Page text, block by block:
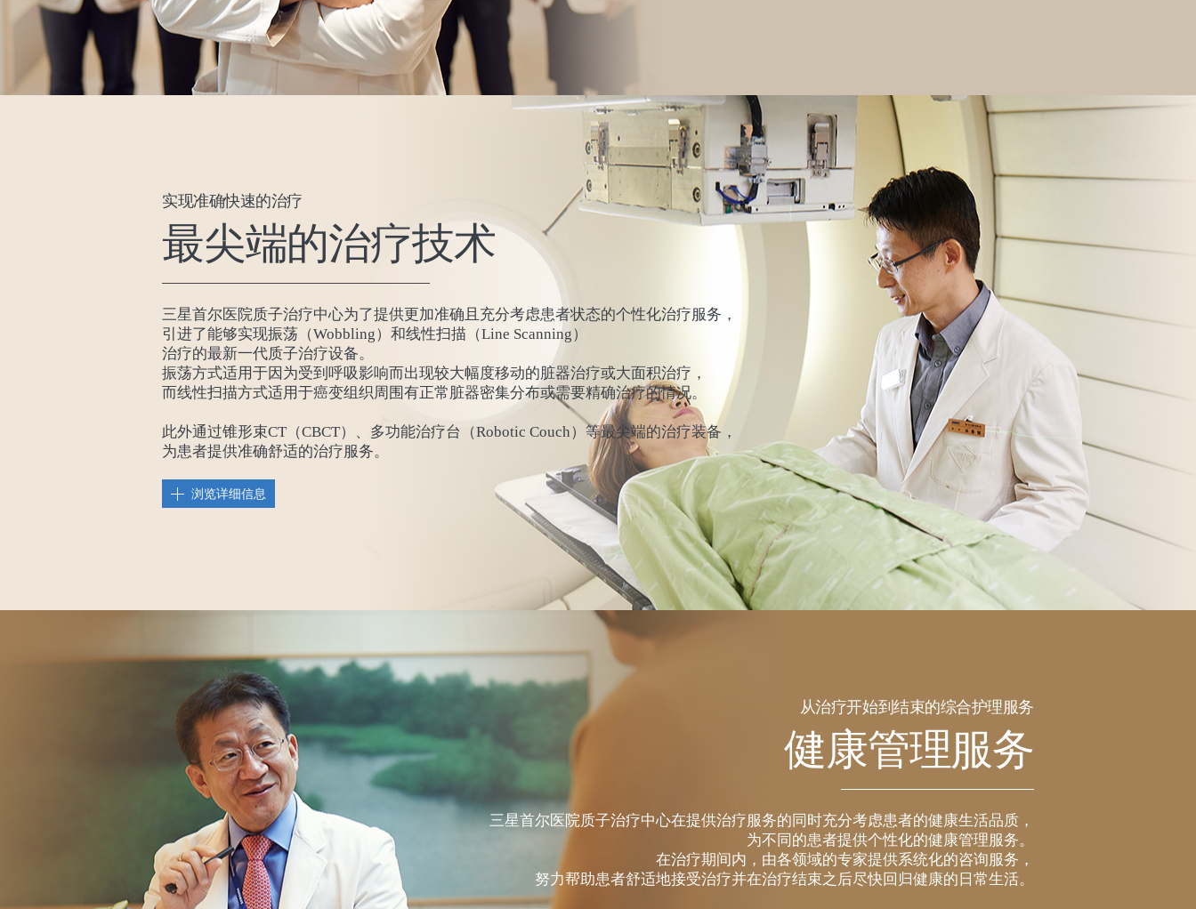
实现准确快速的治疗
最尖端的治疗技术
三星首尔医院质子治疗中心为了提供更加准确且充分考虑患者状态的个性化治疗服务，
引进了能够实现振荡（Wobbling）和线性扫描（Line Scanning）
治疗的最新一代质子治疗设备。
振荡方式适用于因为受到呼吸影响而出现较大幅度移动的脏器治疗或大面积治疗，
而线性扫描方式适用于癌变组织周围有正常脏器密集分布或需要精确治疗的情况。
此外通过锥形束CT（CBCT）、多功能治疗台（Robotic Couch）等最尖端的治疗装备，
为患者提供准确舒适的治疗服务。
浏览详细信息
从治疗开始到结束的综合护理服务
健康管理服务
三星首尔医院质子治疗中心在提供治疗服务的同时充分考虑患者的健康生活品质，
为不同的患者提供个性化的健康管理服务。
在治疗期间内，由各领域的专家提供系统化的咨询服务，
努力帮助患者舒适地接受治疗并在治疗结束之后尽快回归健康的日常生活。